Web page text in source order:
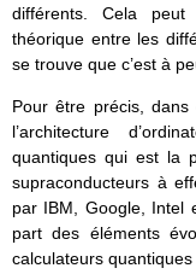
différents. Cela peut
théorique entre les
se trouve que c’est à
Pour être précis,
l’architecture
quantiques qui est la
supraconducteurs à
par IBM, Google, Intel
part des éléments
calculateurs